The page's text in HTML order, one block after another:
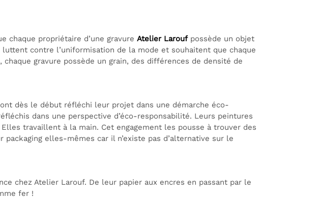
propriétaire d’une gravure Atelier Laroufpossède un objet
contre l’uniformisation de la mode et souhaitent que chaque
gravure possède un grain, des différences de densité de
dès le début réfléchi leur projet dans une démarche éco-
dans une perspective d’éco-responsabilité. Leurs peintures
travaillent à la main. Cet engagement les pousse à trouver des
elles-mêmes car il n’existe pas d’alternative sur le
chez Atelier Larouf. De leur papier aux encres en passant par le
fer !